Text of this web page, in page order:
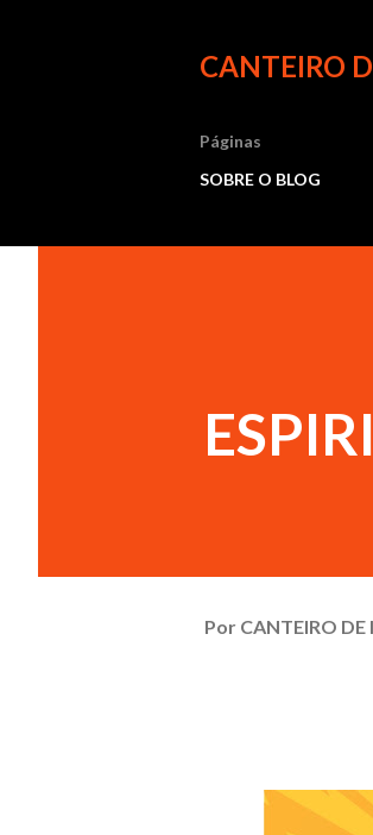
CANTEIRO
Páginas
SOBRE O BLOG
Por CANTEIRO DE